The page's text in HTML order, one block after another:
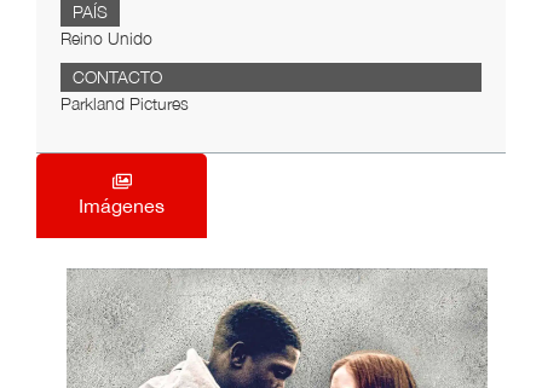
PAÍS
Reino Unido
CONTACTO
Parkland Pictures
Imágenes